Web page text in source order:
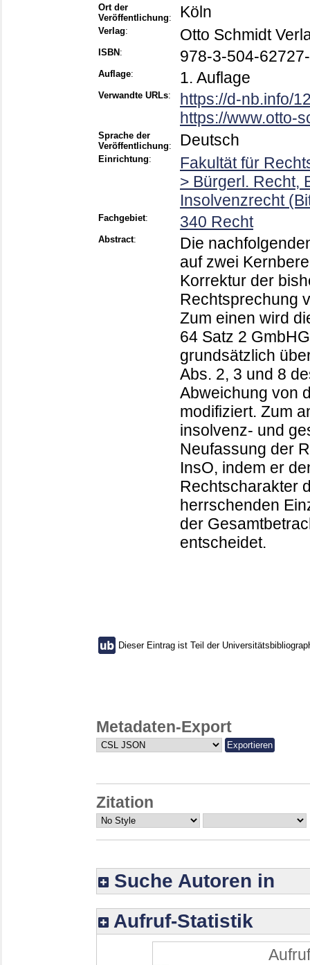
Ort der
Veröffentlichung: Köln
Verlag: Otto Schmidt
ISBN : 978-3-504-
Auflage: 1. Auflage
Verwandte URLs:
https://d-nb.info/
https://www.otto-
Sprache der
Veröffentlichung: Deutsch
Einrichtung:
Fakultät für
> Bürgerl. Recht,
Insolvenzrecht
Fachgebiet: 340 Recht
Abstract:
Die
auf zwei
Korrektur der
Rechtsprechung
Zum einen wird
64 Satz 2
grundsätzlich
Abs. 2, 3 und 8
Abweichung von
modifiziert. Zum
insolvenz- und
Neufassung der
InsO, indem er
Rechtscharakter
herrschenden
der
entscheidet.
Dieser Eintrag ist Teil der
Metadaten-Export
Zitation
Suche Autoren in
Aufruf-Statistik